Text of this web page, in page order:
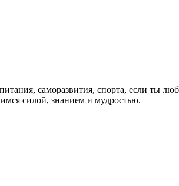
саморазвития, спорта, если ты
силой, знанием и мудростью.